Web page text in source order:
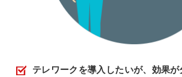
テレワークを導入したいが、効果